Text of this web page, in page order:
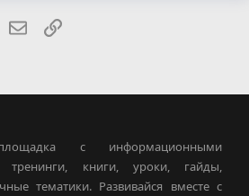
LinkedInЭлектронная почта
Ссылка
площадка с информационными
тренинги, книги, уроки, гайды,
тематики. Развивайся вместе с